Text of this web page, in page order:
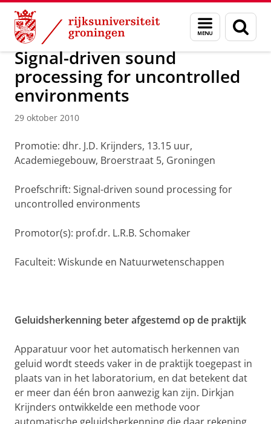
Skip
Content
Skip
Navigation
Menu
en
zoeken
Over ons Actueel Nieuws Nieuwsberichten
Signal-driven sound
processing for uncontrolled
environments
29 oktober 2010
Promotie: dhr. J.D. Krijnders, 13.15 uur,
Academiegebouw, Broerstraat 5, Groningen
Proefschrift: Signal-driven sound processing for
uncontrolled environments
Promotor(s): prof.dr. L.R.B. Schomaker
Faculteit: Wiskunde en Natuurwetenschappen
Geluidsherkenning beter afgestemd op de praktijk
Apparatuur voor het automatisch herkennen van
geluid wordt steeds vaker in de praktijk toegepast in
plaats van in het laboratorium, en dat betekent dat
er meer dan één bron aanwezig kan zijn. Dirkjan
Krijnders ontwikkelde een methode voor